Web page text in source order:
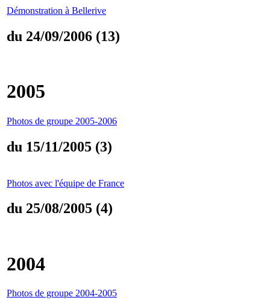
Démonstration à Bellerive
du 24/09/2006 (13)
2005
Photos de groupe 2005-2006
du 15/11/2005 (3)
Photos avec l'équipe de France
du 25/08/2005 (4)
2004
Photos de groupe 2004-2005